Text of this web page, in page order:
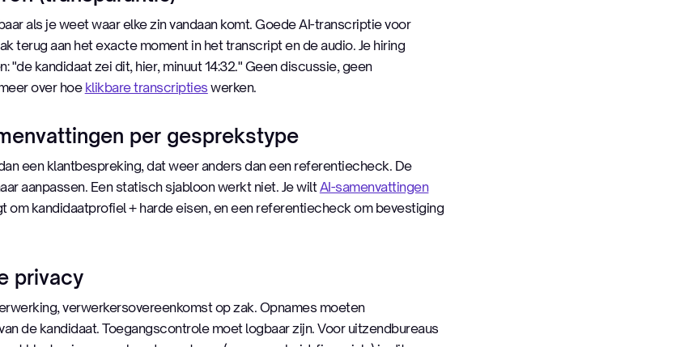
als je weet waar elke zin vandaan komt. Goede AI-transcriptie voor
terug aan het exacte moment in het transcript en de audio. Je hiring
"de kandidaat zei dit, hier, minuut 14:32." Geen discussie, geen
over hoe klikbare transcripties werken.
per gesprekstype
een klantbespreking, dat weer anders dan een referentiecheck. De
aanpassen. Een statisch sjabloon werkt niet. Je wiltAI-samenvattingen
om kandidaatprofiel + harde eisen, en een referentiecheck om bevestiging
privacy
verwerkersovereenkomst op zak. Opnames moeten
de kandidaat. Toegangscontrole moet logbaar zijn. Voor uitzendbureaus